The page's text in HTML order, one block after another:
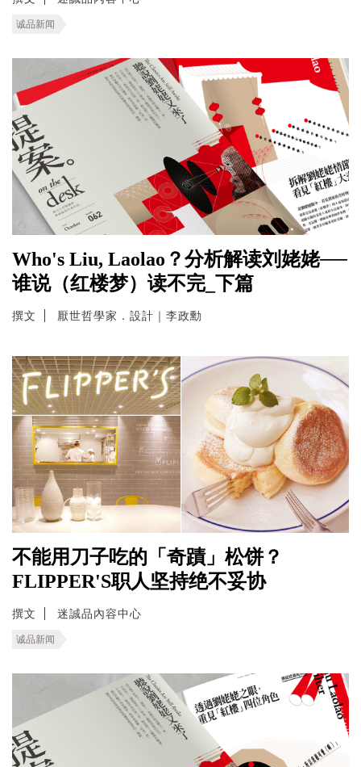
诚品新闻
Who's Liu, Laolao？分析解读刘姥姥──
谁说（红楼梦）读不完_下篇
撰文 厭世哲學家．設計｜李政勳
不能用刀子吃的「奇蹟」松饼？
FLIPPER'S职人坚持绝不妥协
撰文 迷誠品內容中心
诚品新闻